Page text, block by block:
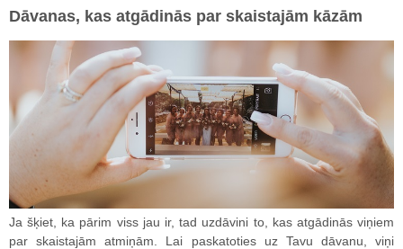
Dāvanas, kas atgādinās par skaistajām kāzām
Ja šķiet, ka pārim viss jau ir, tad uzdāvini to, kas atgādinās viņiem
par skaistajām atmiņām. Lai paskatoties uz Tavu dāvanu, viņi